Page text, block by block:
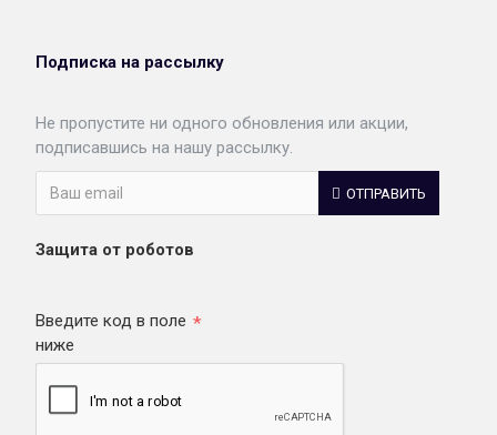
Подписка на рассылку
Не пропустите ни одного обновления или акции,
подписавшись на нашу рассылку.
ОТПРАВИТЬ
Защита от роботов
Введите код в поле
ниже